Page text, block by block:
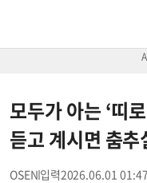
모두가 아는 ‘띠
듣고 계시면 춤
OSEN 2026.06.01 01:47